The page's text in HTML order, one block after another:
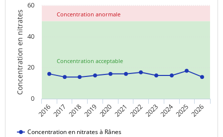
Concentration acceptable
Concentration anormale
Concentration en nitrates
Concentration en nitrates à Rânes
20162017 2018201920202021 20222023202420252026
0
20
40
60